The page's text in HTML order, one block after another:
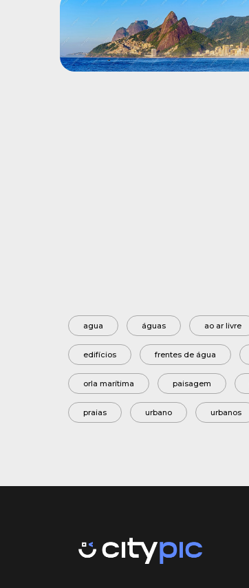
agua águas ao ar livre
edifícios frentes de água
orla marítima paisagem
praias urbano urbanos